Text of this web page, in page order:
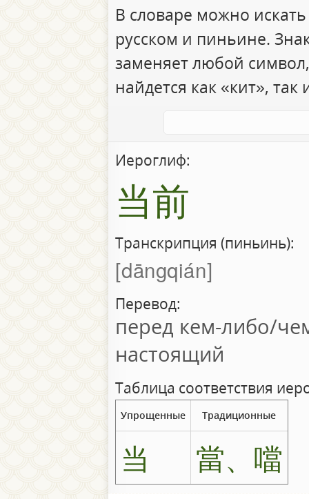
В словаре можно
русском и пиньине.
заменяет любой
найдется как «кит», так
Иероглиф:
当前
Транскрипция (пиньинь):
dāngqián
Перевод:
перед кем-либо/
настоящий
Таблица соответствия
Упрощенные Традиционные
当 當、噹